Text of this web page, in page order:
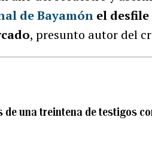
de Bayamón el
, presunto autor del
de una treintena de testigos